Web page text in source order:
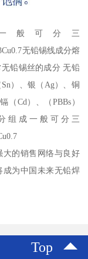
般可分三
无铅锡线成分熔
无铅锡丝的成分 无铅
）、银（Ag）、铜
（Cd）、（PBBs）
组成一般可分三
的销售网络与良好
成为中国未来无铅焊
Top